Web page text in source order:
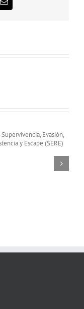
Correo
electrónico
Las Secciones de
del 4º Tercio Sahariano